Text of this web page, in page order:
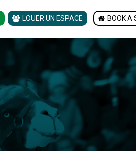
LOUER UN ESPACE BOOK A